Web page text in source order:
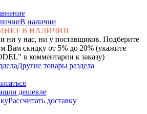
В наличии
НЕТ В НАЛИЧИИ
ни у нас, ни у поставщиков. Подберите
Вам скидку от 5% до 20% (укажите
в комментарии к заказу)
Другие товары раздела
дешевле
Рассчитать доставку